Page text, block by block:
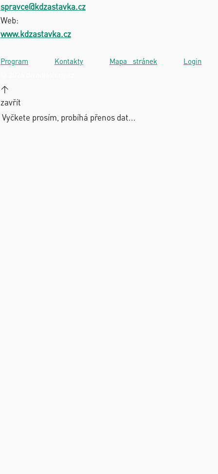
spravce@kdzastavka.cz
Web:
www.kdzastavka.cz
Program Kontakty· Mapa stránek Login
↑
zavřít
Vyčkete prosím, probíhá přenos dat...